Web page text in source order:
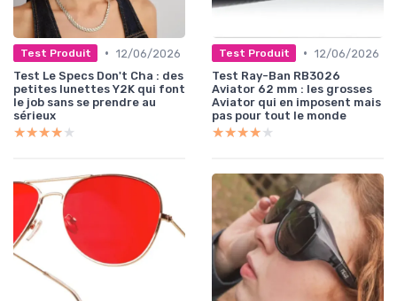
Test Produit • 12/06/2026
Test Le Specs Don't Cha : des
petites lunettes Y2K qui font
le job sans se prendre au
sérieux
★★★★★
★★★★★
Test Produit • 12/06/2026
Test Ray-Ban RB3026
Aviator 62 mm : les grosses
Aviator qui en imposent mais
pas pour tout le monde
★★★★★
★★★★★